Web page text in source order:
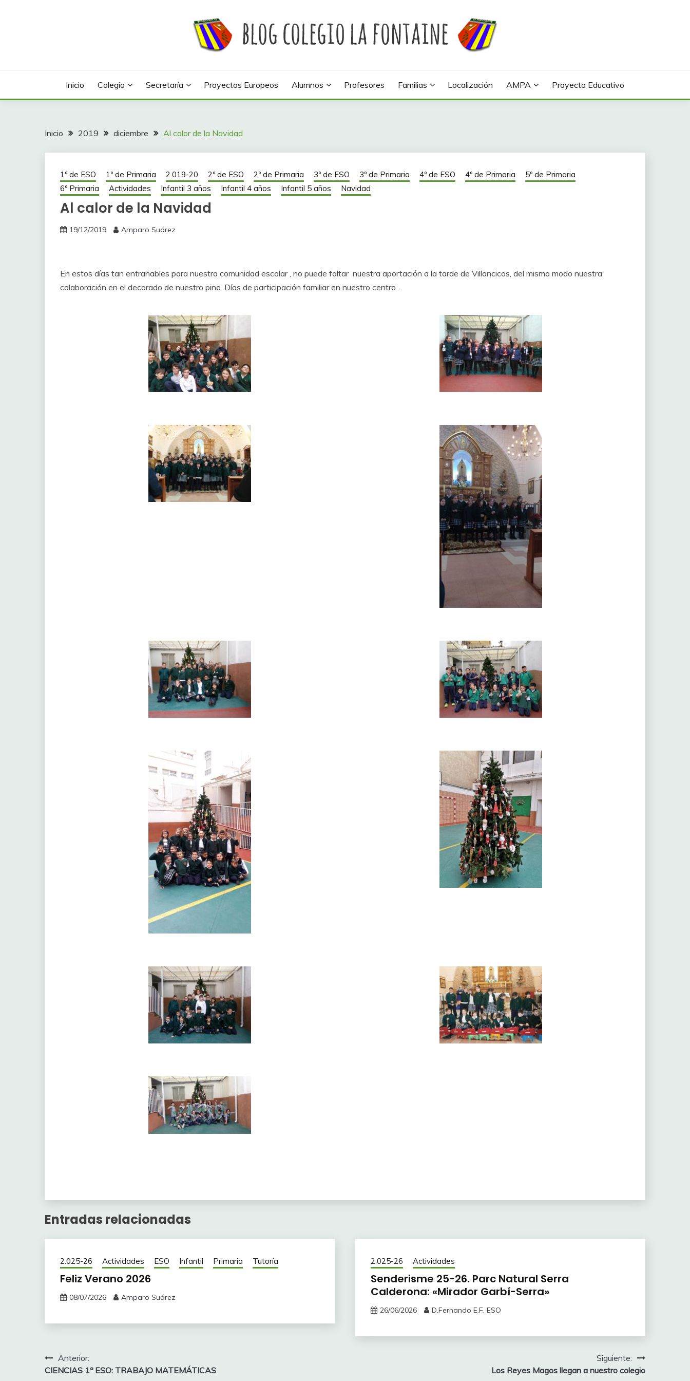
Inicio Colegio Secretaría Proyectos Europeos Alumnos Profesores Familias Localización AMPA Proyecto Educativo
Inicio 2019 diciembre Al calor de la Navidad
1º de ESO 1º de Primaria 2.019-20 2º de ESO 2º de Primaria 3º de ESO 3º de Primaria 4º de ESO 4º de Primaria
5º de Primaria
6º Primaria
Actividades Infantil 3 años Infantil 4 años Infantil 5 años Navidad
Al calor de la Navidad
19/12/2019 Amparo Suárez
En estos días tan entrañables para nuestra comunidad escolar , no puede faltar nuestra aportación a la tarde de Villancicos, del mismo modo nuestra
colaboración en el decorado de nuestro pino. Días de participación familiar en nuestro centro .
Entradas relacionadas
2.025-26 Actividades ESO Infantil Primaria Tutoría
Feliz Verano 2026
08/07/2026 Amparo Suárez
2.025-26 Actividades
Senderisme 25-26. Parc Natural Serra
Calderona: «Mirador Garbí-Serra»
26/06/2026 D.Fernando E.F. ESO
Navegación
Anterior:
CIENCIAS 1º ESO: TRABAJO MATEMÁTICAS
Siguiente:
Los Reyes Magos llegan a nuestro colegio